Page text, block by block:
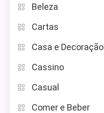
Beleza
Cartas
Casa e Decoração
Cassino
Casual
Comer e Beber